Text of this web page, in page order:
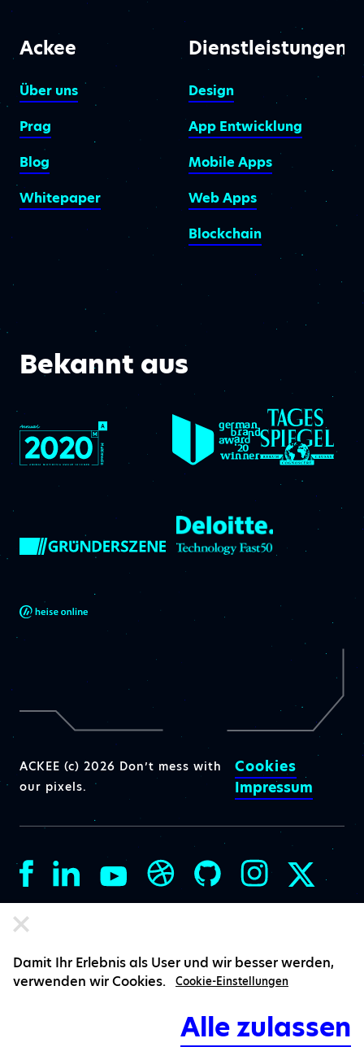
Ackee
Über uns
Prag
Blog
Whitepaper
Dienstleistungen
Design
App Entwicklung
Mobile Apps
Web Apps
Blockchain
Bekannt aus
ACKEE (c) 2026 Don’t mess with
our pixels.
Cookies
Impressum
Damit Ihr Erlebnis als User und wir besser werden,
verwenden wir Cookies.
Cookie-Einstellungen
Alle zulassen